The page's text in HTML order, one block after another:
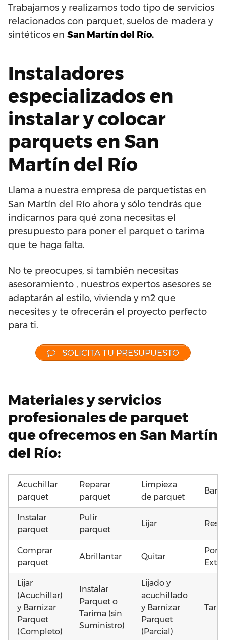
Trabajamos y realizamos todo tipo de servicios
relacionados con parquet, suelos de madera y
sintéticos en San Martín del Río.
Instaladores
especializados en
instalar y colocar
parquets en San
Martín del Río
Llama a nuestra empresa de parquetistas en
San Martín del Río ahora y sólo tendrás que
indicarnos para qué zona necesitas el
presupuesto para poner el parquet o tarima
que te haga falta.
No te preocupes, si también necesitas
asesoramiento , nuestros expertos asesores se
adaptarán al estilo, vivienda y m2 que
necesites y te ofrecerán el proyecto perfecto
para ti.
SOLICITA TU PRESUPUESTO
Materiales y servicios
profesionales de parquet
que ofrecemos en San Martín
del Río:
Acuchillar
parquet
Reparar
parquet
Limpieza
de parquet
Instalar
parquet
Pulir
parquet
Lijar
Comprar
parquet
Abrillantar Quitar
Lijar
(Acuchillar)
y Barnizar
Parquet
(Completo)
Instalar
Parquet o
Tarima (sin
Suministro)
Lijado y
acuchillado
y Barnizar
Parquet
(Parcial)